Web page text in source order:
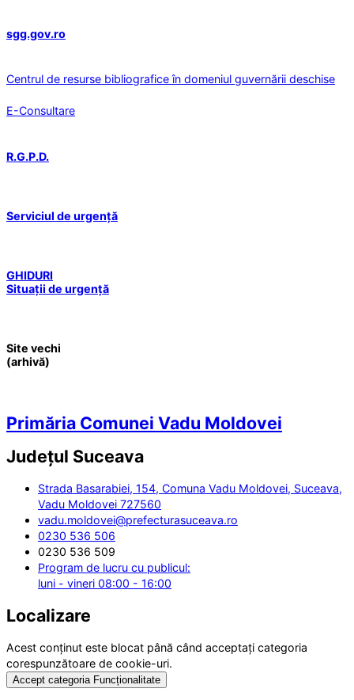
sgg.gov.ro
Centrul de resurse bibliografice în domeniul guvernării deschise
E-Consultare
R.G.P.D.
Serviciul de urgență
GHIDURI
Situații de urgență
Site vechi
(arhivă)
Primăria Comunei Vadu Moldovei
Județul Suceava
Strada Basarabiei, 154, Comuna Vadu Moldovei, Suceava,
Vadu Moldovei 727560
vadu.moldovei@prefecturasuceava.ro
0230 536 506
0230 536 509
Program de lucru cu publicul:
luni - vineri 08:00 - 16:00
Localizare
Acest conținut este blocat până când acceptați categoria
corespunzătoare de cookie-uri.
Accept categoria Funcționalitate